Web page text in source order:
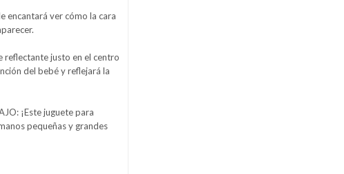
encantará ver cómo la cara
reflectante justo en el centro
del bebé y reflejará la
¡Este juguete para
pequeñas y grandes